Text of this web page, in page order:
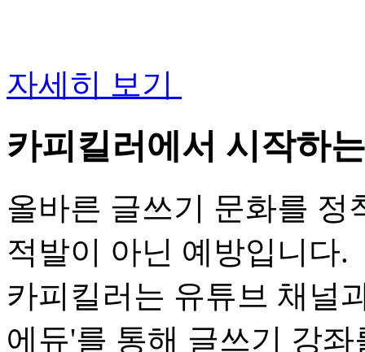
자세히 보기
카피킬러에서 시작하
올바른 글쓰기 문화를 정
적발이 아닌 예방입니다.
카피킬러는 유튜브 채널
에듀'를 통해 글쓰기 강